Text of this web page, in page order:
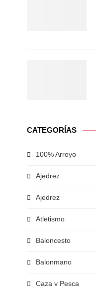
CATEGORÍAS
100% Arroyo
Ajedrez
Ajedrez
Atletismo
Baloncesto
Balonmano
Caza y Pesca